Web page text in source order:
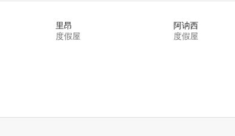
里昂
度假屋
阿讷西
度假屋